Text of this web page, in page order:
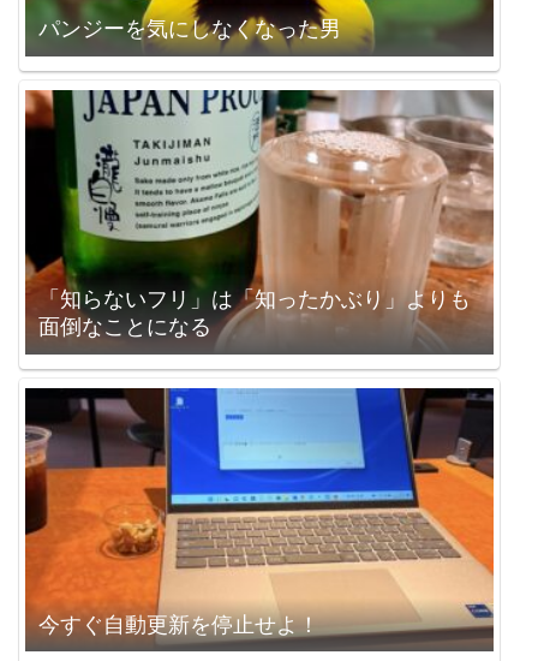
パンジーを気にしなくなった男
「知らないフリ」は「知ったかぶり」よりも
面倒なことになる
今すぐ自動更新を停止せよ！